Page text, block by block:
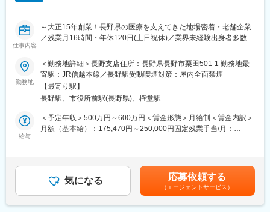
す。
評価表も公開しているため、透明性が高い評価制度を実現してい
変更の範囲：会社の定める業務
＜社員の7割が医療業界未経験で入社＞
先輩社員との同行期間を半年以上設けており、未経験の方も安心
して成長できる環境です。ディーラー営業、不動産営業、家電量
販店の販売スタッフなど、異業界出身者が多数活躍しています。
■具体的な研修の流れ
（1）解剖学や疾患への治療法について、2週間ほど座学の研修が
あります
（2）OJTにて、半年～1年ぐらい先輩に付いて実際の手術現場に
す。
◎時差出勤制度あり（7時～11時の間で出勤時間を調整可能）手
術立会いなど医療現場の状況に応じて、柔軟に勤務時間を設定で
きます。
◎急な呼び出しは当番制で対応。月に1回程度土日出勤の場合があ
仕事内容
～大正15年創業！長野県の医療を支えてきた地場密着・老舗企業
／残業月16時間・年休120日(土日祝休)／業界未経験出身者多数で
■担当業務：
注射器やカテーテル、AED、MRI等、病院で使用する医療機器や
医療現場で使われる消耗品の営業をお任せします。お医者様へ手
術などに使う医療機器を提案するという形ですが、間接的に人々
の人命や健康を支えるインフラ的な役割を担う営業です。
器を紹介・販売します。※東北信エリア
◇取り扱い商材：
ガーゼやマスク等の消耗品、AEDやMRIなどの大型検査機器ま
勤務地
＜勤務地詳細＞長野支店住所：長野県長野市栗田501-1 勤務地最
寄駅：JR信越本線／長野駅受動喫煙対策：屋内全面禁煙
【最寄り駅】
長野駅、市役所前駅(長野県)、権堂駅
給与
＜予定年収＞500万円～600万円＜賃金形態＞月給制＜賃金内訳＞
月額（基本給）：175,470円～250,000円固定残業手当/月：
験・スキルを考慮のうえ、当社規定にて決定■賞与実績：固定 2か
月/年(＋2年年以降はは標設定に対する業績評価、会社業績+α)■年
収モデル：□係長クラス500万円(入社3年程でも挑戦可)□課長クラ
ス600万円以上賃金はあくまでも目安の金額であり、選考を通じ
気になる 応募依頼する
（エージェントサービス）